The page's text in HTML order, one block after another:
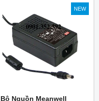
NEW
Bộ Nguồn Meanwell